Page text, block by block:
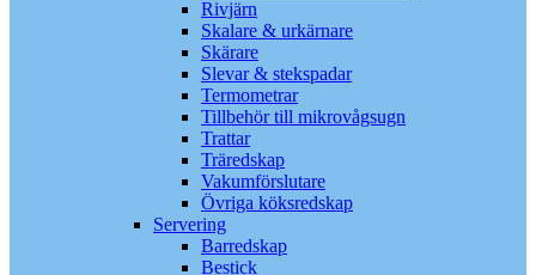
Rivjärn
Skalare & urkärnare
Skärare
Slevar & stekspadar
Termometrar
Tillbehör till mikrovågsugn
Trattar
Träredskap
Vakumförslutare
Övriga köksredskap
Servering
Barredskap
Bestick